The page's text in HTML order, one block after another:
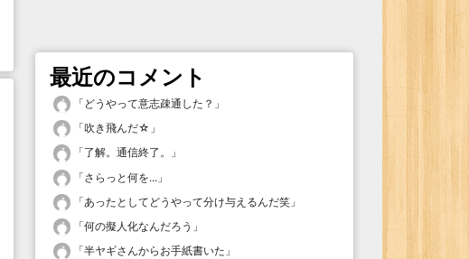
最近のコメント
「 どうやって意志疎通した？ 」
「吹き飛んだ☆ 」
「了解。通信終了。
」
「さらっと何を... 」
「あったとしてどうやって分け与えるんだ笑 」
「何の擬人化なんだろう 」
「半ヤギさんからお手紙書いた 」